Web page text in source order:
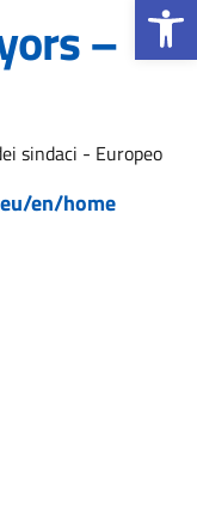
–
sindaci - Europeo
en/home